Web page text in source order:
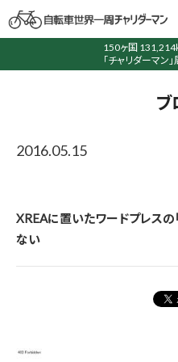
150ヶ国
「チャリダーマン
ブ
2016.05.15
XREAに置いたワードプレスの
ない